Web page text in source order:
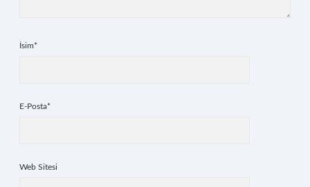
İsim*
E-Posta*
Web Sitesi